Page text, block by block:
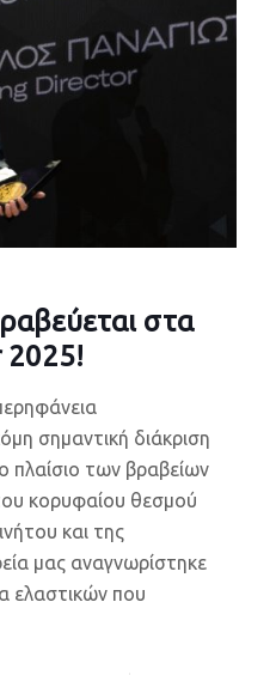
στα
2025!
σημαντική διάκριση
πλαίσιο των βραβείων
κορυφαίου θεσμού
και της
μας αναγνωρίστηκε
ελαστικών που